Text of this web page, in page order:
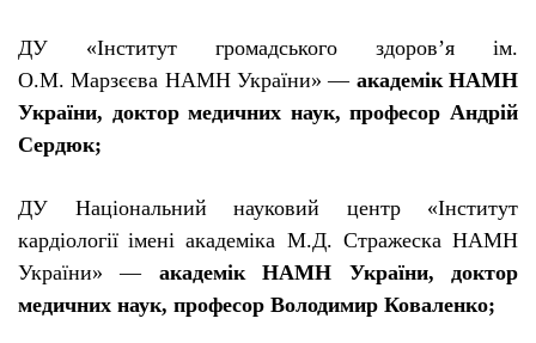
ДУ «Інститут громадського здоров’я ім.
О.М. Марзєєва НАМН України» — академік НАМН
України, доктор медичних наук, професор Андрій
Сердюк;
ДУ Національний науковий центр «Інститут
кардіології імені академіка М.Д. Стражеска НАМН
України» — академік НАМН України, доктор
медичних наук, професор Володимир Коваленко;